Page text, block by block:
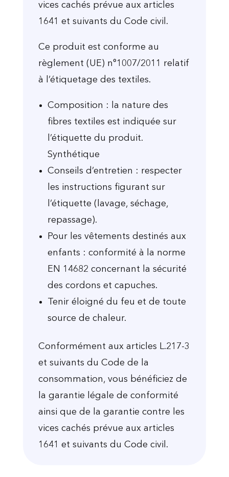
vices cachés prévue aux articles
1641 et suivants du Code civil.
Ce produit est conforme au
règlement (UE) n°1007/2011 relatif
à l’étiquetage des textiles.
Composition : la nature des
fibres textiles est indiquée sur
l’étiquette du produit.
Synthétique
Conseils d’entretien : respecter
les instructions figurant sur
l’étiquette (lavage, séchage,
repassage).
Pour les vêtements destinés aux
enfants : conformité à la norme
EN 14682 concernant la sécurité
des cordons et capuches.
Tenir éloigné du feu et de toute
source de chaleur.
Conformément aux articles L.217-3
et suivants du Code de la
consommation, vous bénéficiez de
la garantie légale de conformité
ainsi que de la garantie contre les
vices cachés prévue aux articles
1641 et suivants du Code civil.